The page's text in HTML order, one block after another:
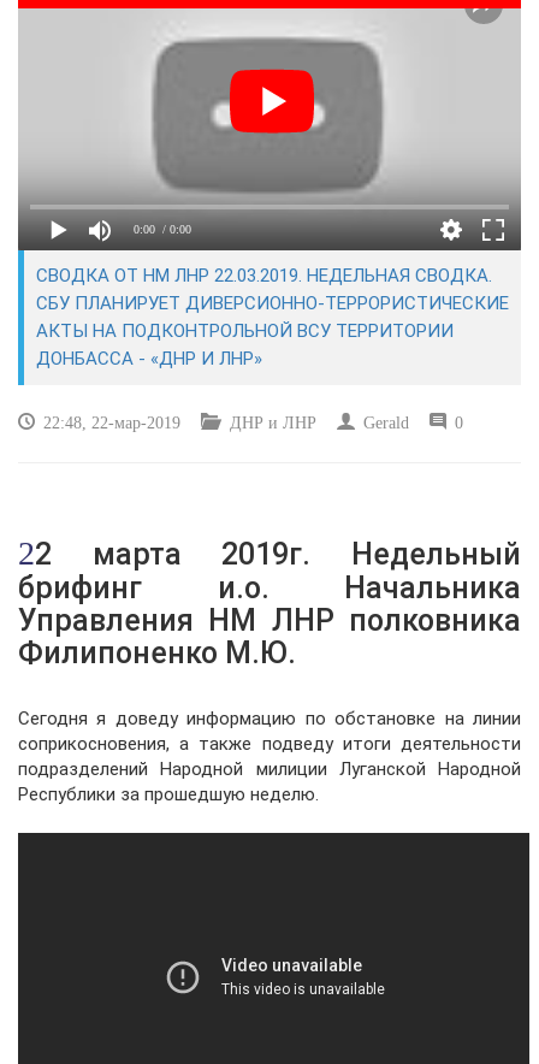
ЭКОНОМИКА
ВОЕННЫЕ ДЕЙСТВИЯ
ПРОИСШЕСТВИЯ
0:00 / 0:00
СВОДКА ОТ НМ ЛНР 22.03.2019. НЕДЕЛЬНАЯ СВОДКА.
СБУ ПЛАНИРУЕТ ДИВЕРСИОННО-ТЕРРОРИСТИЧЕСКИЕ
АКТЫ НА ПОДКОНТРОЛЬНОЙ ВСУ ТЕРРИТОРИИ
ДОНБАССА - «ДНР И ЛНР»
22:48, 22-мар-2019 ДНР и ЛНР Gerald 0
22 марта 2019г. Недельный
брифинг и.о. Начальника
Управления НМ ЛНР полковника
Филипоненко М.Ю.
Сегодня я доведу информацию по обстановке на линии
соприкосновения, а также подведу итоги деятельности
подразделений Народной милиции Луганской Народной
Республики за прошедшую неделю.